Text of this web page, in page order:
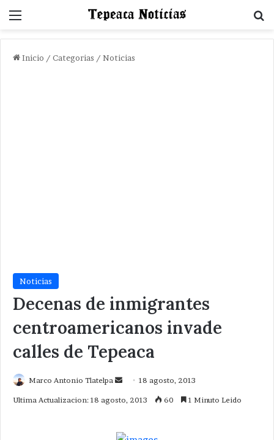
Menu
Inicio / Categorias / Noticias
Noticias
Decenas de inmigrantes
centroamericanos invade
calles de Tepeaca
Marco Antonio Tlatelpa
Send18 agosto, 2013
Ultima Actualizacion: 18 agosto, 2013 60 1 Minuto Leido